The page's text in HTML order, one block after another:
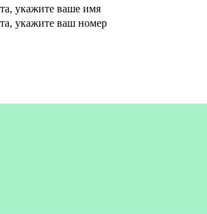
укажите ваше имя
укажите ваш номер